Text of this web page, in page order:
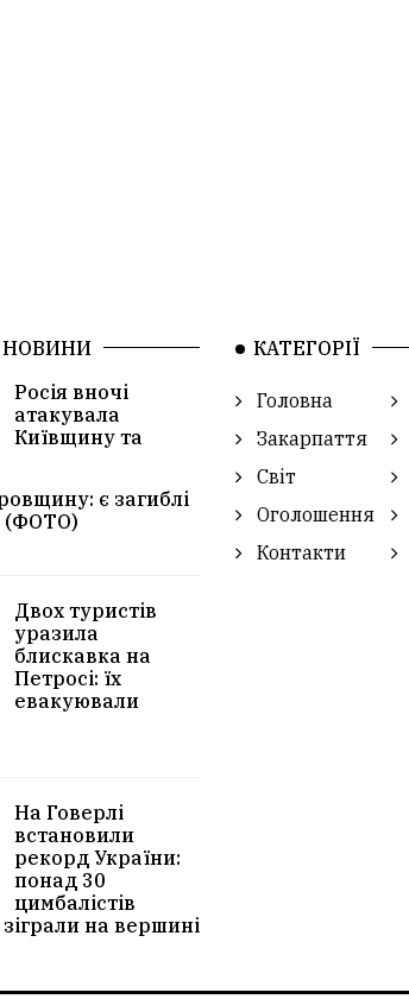
НОВИНИ
Росія вночі
атакувала
Київщину та
є загиблі
(ФОТО)
Двох туристів
уразила
блискавка на
Петросі: їх
евакуювали
На Говерлі
встановили
рекорд України:
понад 30
цимбалістів
на вершині
КАТЕГОРІЇ
Головна
Закарпаття
Світ
Оголошення
Контакти